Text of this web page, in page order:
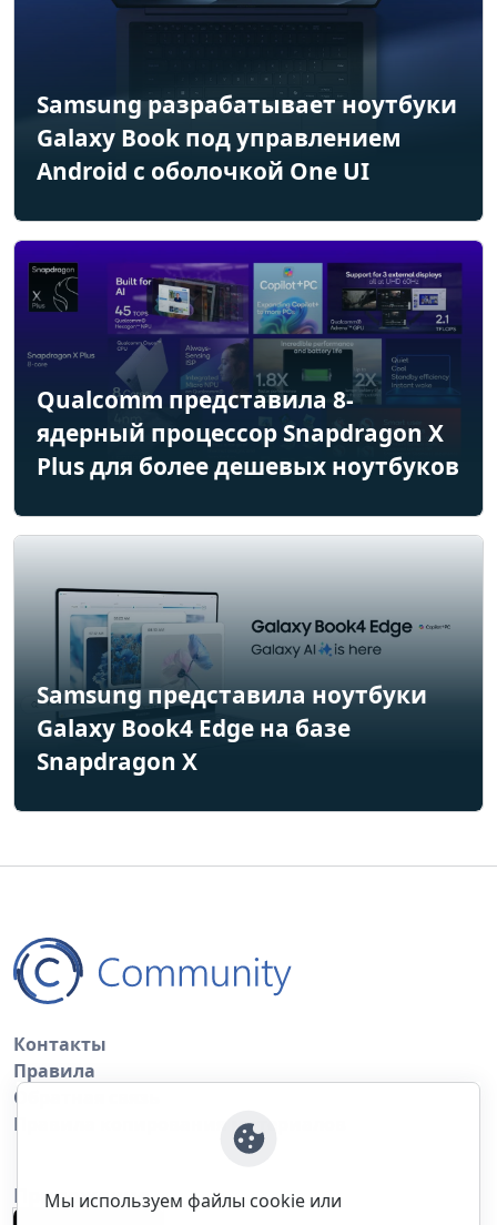
Samsung разрабатывает ноутбуки
Galaxy Book под управлением
Android с оболочкой One UI
Qualcomm представила 8-
ядерный процессор Snapdragon X
Plus для более дешевых ноутбуков
Samsung представила ноутбуки
Galaxy Book4 Edge на базе
Snapdragon X
Контакты
Правила
Обратная связь
Правила копирования материалов
Приложение
Мы используем файлы cookie или